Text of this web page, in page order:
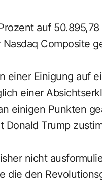
auf
Composite
einer Einigung auf
einer
einigen Punkten
Donald Trump
nicht
die den